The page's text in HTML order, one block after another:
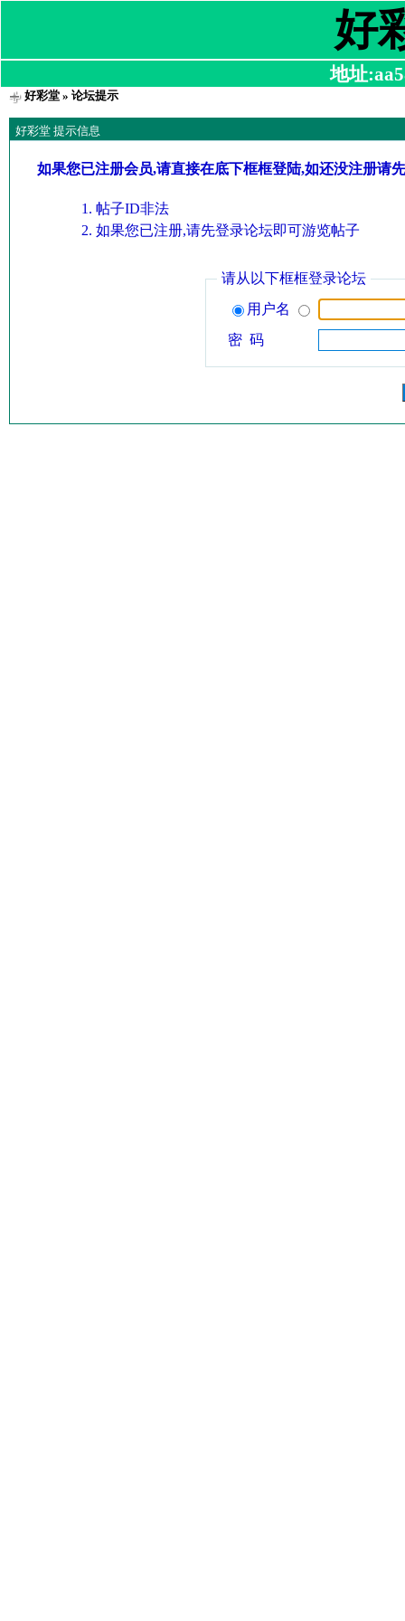
好
地址
好彩堂» 论坛提示
好彩堂 提示信息
如果您已注册会员,请直接在底下框框登陆,如还没注册请
帖子ID非法
如果您已注册,请先登录论坛即可游览帖子
请从以下框框登录论坛
用户名
密 码